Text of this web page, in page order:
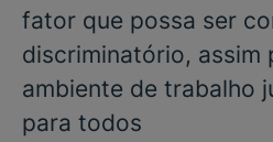
fator que possa ser
discriminatório, assim
ambiente de trabalho
para todos